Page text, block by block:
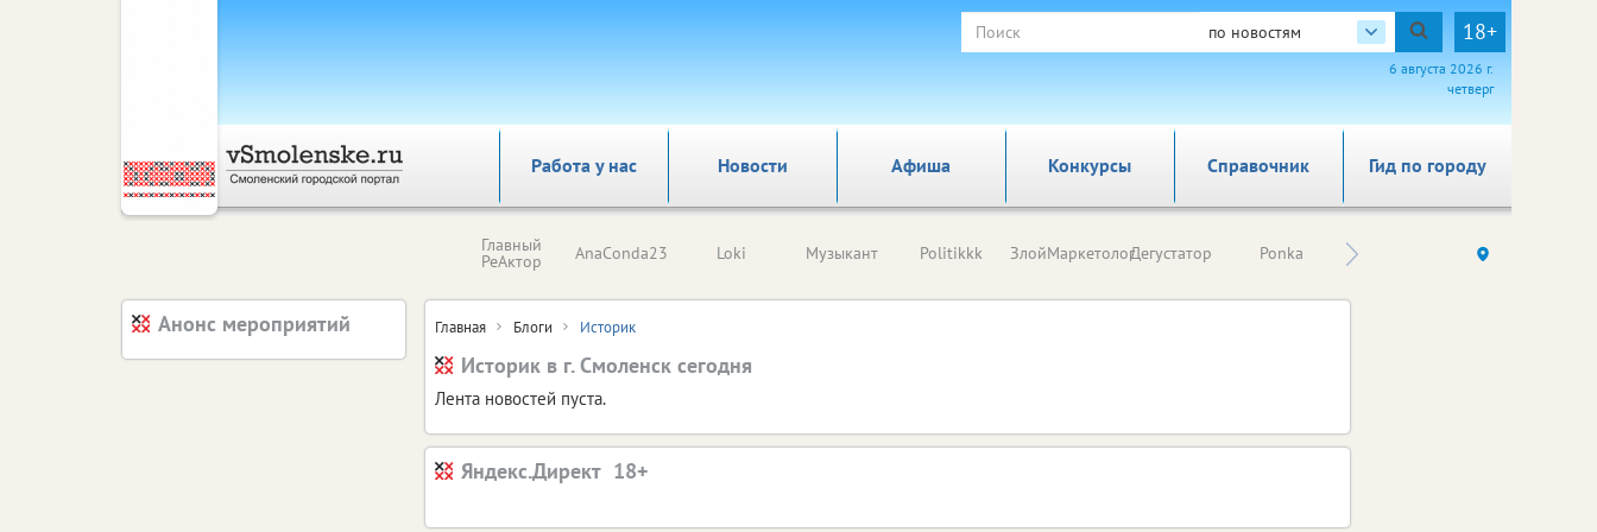
по новостям 18+
6 августа 2026 г.
четверг
Работа у нас Новости Афиша Справочник Гид по городу
Конкурсы
Главный
РеАктор AnaConda23 Loki Музыкант Politikkk ЗлойМаркетологДегустатор Ponka Простой
экономист
Главная Блоги Историк
Историк в г. Смоленск сегодня
Лента новостей пуста.
Яндекс.Директ
Анонс мероприятий